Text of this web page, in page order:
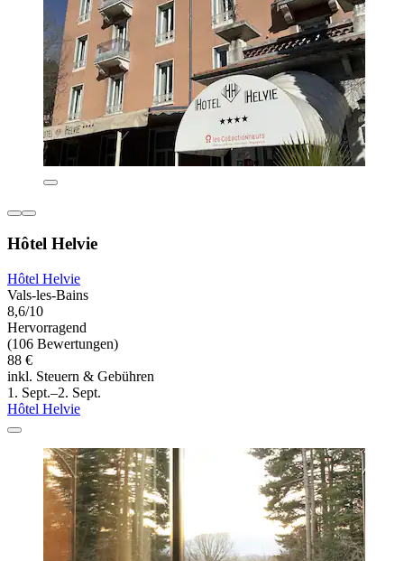
Hôtel Helvie
Hôtel Helvie
Vals-les-Bains
8,6/10
Hervorragend
(106 Bewertungen)
88 €
inkl. Steuern & Gebühren
1. Sept.–2. Sept.
Hôtel Helvie